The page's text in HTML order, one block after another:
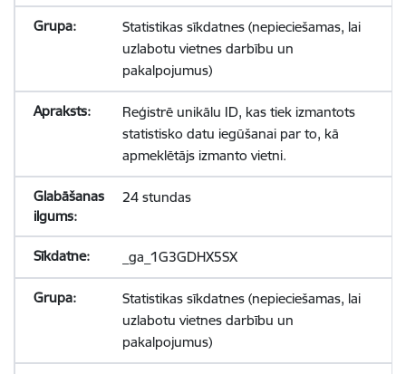
Statistikas sīkdatnes (nepieciešamas, lai
uzlabotu vietnes darbību un
pakalpojumus)
Reģistrē unikālu ID, kas tiek izmantots
statistisko datu iegūšanai par to, kā
apmeklētājs izmanto vietni.
24 stundas
_ga_1G3GDHX5SX
Statistikas sīkdatnes (nepieciešamas, lai
uzlabotu vietnes darbību un
pakalpojumus)